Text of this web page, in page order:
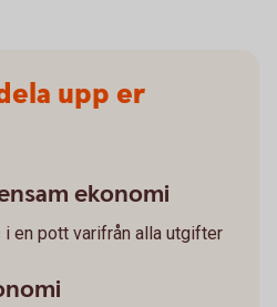
upp er
ekonomi
i en pott varifrån alla utgifter